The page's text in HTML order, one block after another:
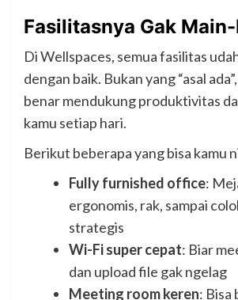
Fasilitasnya Gak
Di Wellspaces, semua fasilitas
dengan baik. Bukan yang “asal
benar mendukung produktivitas
kamu setiap hari.
Berikut beberapa yang bisa kamu
Fully furnished office:
ergonomis, rak, sampai
strategis
Wi-Fi super cepat: Biar
dan upload file gak ngelag
Meeting room keren: Bisa